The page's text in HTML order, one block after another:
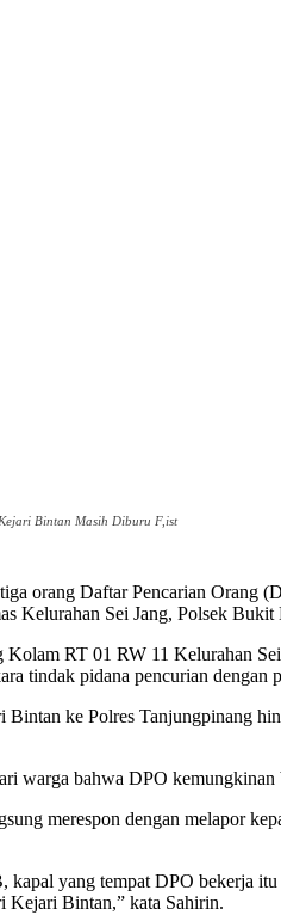
Bintan Masih Diburu F,ist
orang Daftar Pencarian Orang
Kelurahan Sei Jang, Polsek
RT 01 RW 11 Kelurahan
tindak pidana pencurian dengan
ke Polres Tanjungpinang
warga bahwa DPO
merespon dengan melapor
kapal yang tempat DPO bekerja
Kejari Bintan,” kata Sahirin.